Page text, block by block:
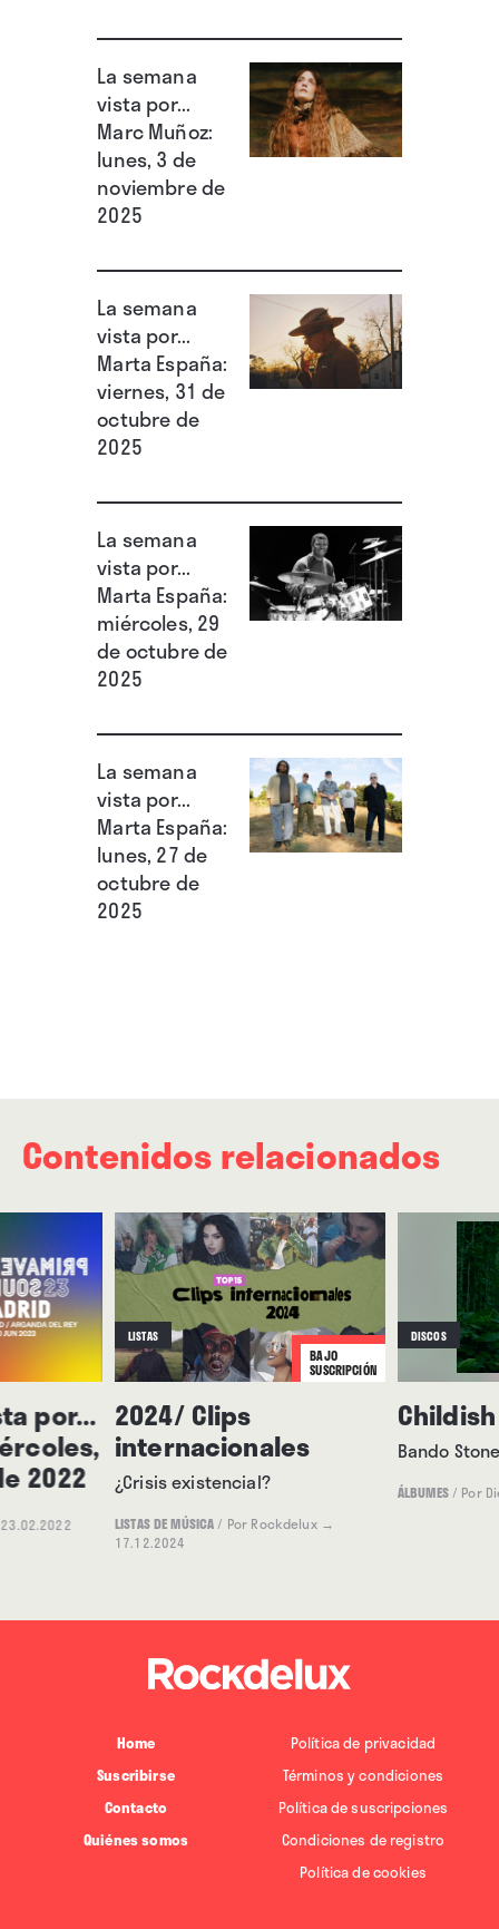
La semana
vista por...
Marc Muñoz:
lunes, 3 de
noviembre de
2025
La semana
vista por...
Marta España:
viernes, 31 de
octubre de
2025
La semana
vista por...
Marta España:
miércoles, 29
de octubre de
2025
La semana
vista por...
Marta España:
lunes, 27 de
octubre de
2025
Contenidos relacionados
por...
2022
BAJO
SUSCRIPCIÓN
LISTAS
2024/ Clips
internacionales
¿Crisis existencial?
LISTAS DE MÚSICA/ Por Rockdelux →
17.12.2024
DISCOS
Bando
ÁLBUMES / Por
Home
Suscribirse
Contacto
Quiénes somos
Política de privacidad
Términos y condiciones
Política de suscripciones
Condiciones de registro
Política de cookies